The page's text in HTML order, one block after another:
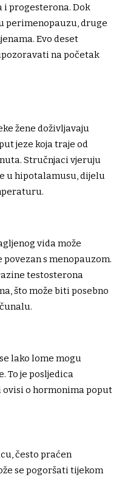
i progesterona. Dok
perimenopauzu, druge
Evo deset
na početak
žene doživljavaju
jeze koja traje od
Stručnjaci vjeruju
u hipotalamusu, dijelu
vida može
s menopauzom.
testosterona
što može biti posebno
lako lome mogu
To je posljedica
o hormonima poput
često praćen
se pogoršati tijekom